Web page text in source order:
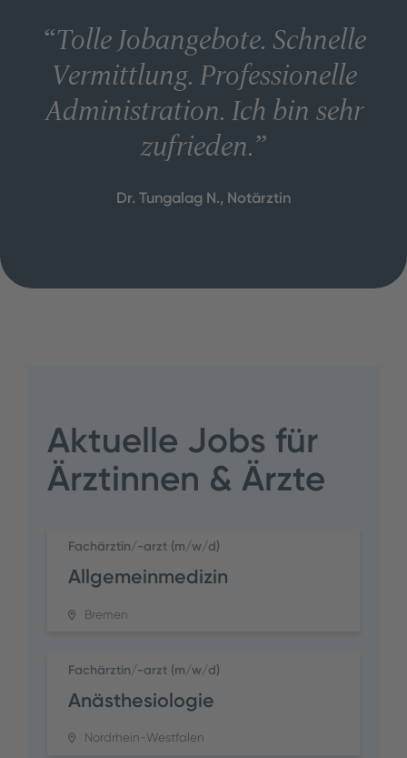
“Tolle Jobangebote. Schnelle
Vermittlung. Professionelle
Administration. Ich bin sehr
zufrieden.”
Dr. Tungalag N., Notärztin
Aktuelle Jobs für
Ärztinnen & Ärzte
Fachärztin/-arzt (m/w/d)
Allgemeinmedizin
Bremen
Fachärztin/-arzt (m/w/d)
Anästhesiologie
Nordrhein-Westfalen